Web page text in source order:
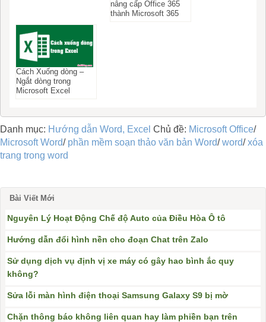
nâng cấp Office 365
thành Microsoft 365
Cách Xuống dòng –
Ngắt dòng trong
Microsoft Excel
Danh mục: Hướng dẫn Word, Excel Chủ đề: Microsoft Office/
Microsoft Word/ phần mềm soạn thảo văn bản Word/word/xóa
trang trong word
Bài Viết Mới
Nguyên Lý Hoạt Động Chế độ Auto của Điều Hòa Ô tô
Hướng dẫn đổi hình nền cho đoạn Chat trên Zalo
Sử dụng dịch vụ định vị xe máy có gây hao bình ắc quy
không?
Sửa lỗi màn hình điện thoại Samsung Galaxy S9 bị mờ
Chặn thông báo không liên quan hay làm phiền bạn trên